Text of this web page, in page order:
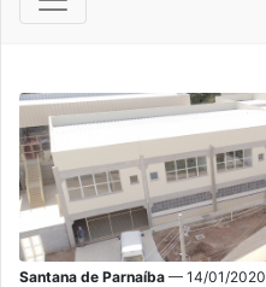
Santana de Parnaíba — 14/01/2020